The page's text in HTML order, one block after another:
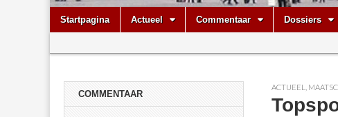
Main
menu
Skip
Startpagina Actueel Commentaar Dossiers
menu
ACTUEEL
COMMENTAAR